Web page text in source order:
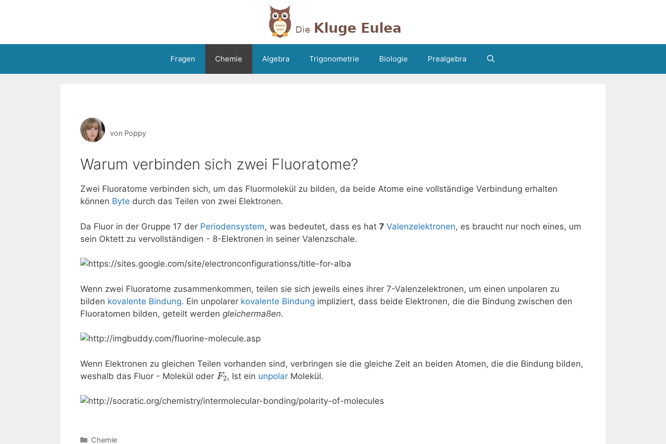
Fragen Chemie Algebra Trigonometrie Biologie Prealgebra
von Poppy
Warum verbinden sich zwei Fluoratome?
Zwei Fluoratome verbinden sich, um das Fluormolekül zu bilden, da beide Atome eine vollständige Verbindung erhalten
können Byte durch das Teilen von zwei Elektronen.
Da Fluor in der Gruppe 17 der Periodensystem, was bedeutet, dass es hat 7 Valenzelektronen, es braucht nur noch eines, um
sein Oktett zu vervollständigen - 8-Elektronen in seiner Valenzschale.
Wenn zwei Fluoratome zusammenkommen, teilen sie sich jeweils eines ihrer 7-Valenzelektronen, um einen unpolaren zu
bilden kovalente Bindung. Ein unpolarer kovalente Bindung impliziert, dass beide Elektronen, die die Bindung zwischen den
Fluoratomen bilden, geteilt werden gleichermaßen.
Wenn Elektronen zu gleichen Teilen vorhanden sind, verbringen sie die gleiche Zeit an beiden Atomen, die die Bindung bilden,
weshalb das Fluor - Molekül oder F2, Ist ein unpolar Molekül.
Kategorien
Chemie